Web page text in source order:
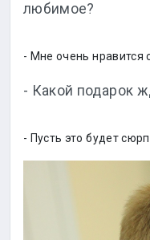
любимое?
- Мне очень нравится
- Какой подарок
- Пусть это будет